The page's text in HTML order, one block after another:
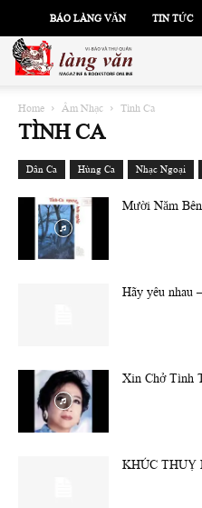
BÁO LÀNG VĂN TIN TỨC
Home Âm Nhạc Tình Ca
TÌNH CA
Dân Ca Hùng Ca Nhạc Ngoại
Mười Năm
Hãy yêu nhau
Xin Chở Tình
KHÚC THUỴ